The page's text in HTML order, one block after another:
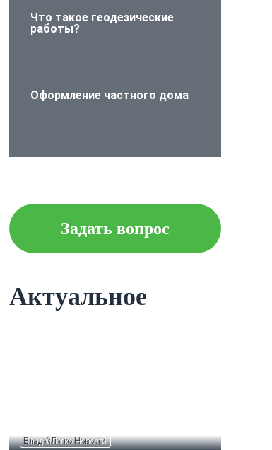
Что такое геодезические
работы?
Оформление частного дома
Что следует знать об
Задать вопрос
Актуальное
ВладейЛегко Новости